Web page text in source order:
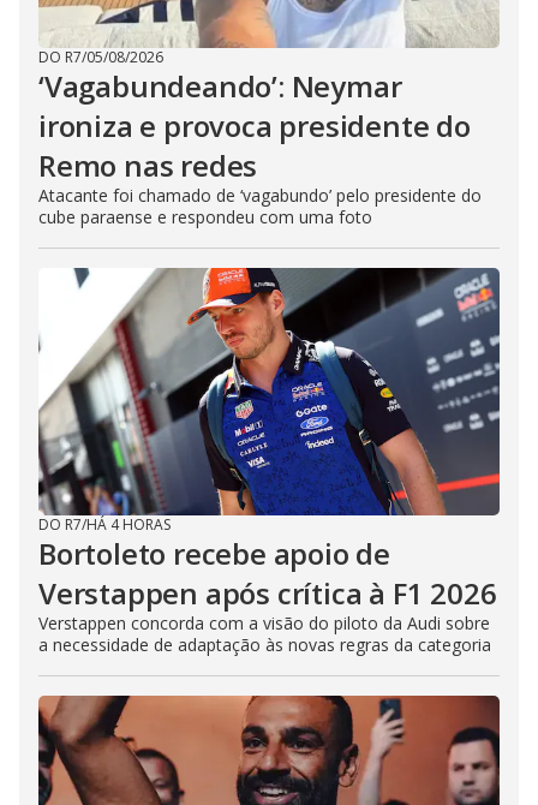
DO R7/05/08/2026
‘Vagabundeando’: Neymar
ironiza e provoca presidente do
Remo nas redes
Atacante foi chamado de ‘vagabundo’ pelo presidente do
cube paraense e respondeu com uma foto
DO R7/HÁ 4 HORAS
Bortoleto recebe apoio de
Verstappen após crítica à F1 2026
Verstappen concorda com a visão do piloto da Audi sobre
a necessidade de adaptação às novas regras da categoria